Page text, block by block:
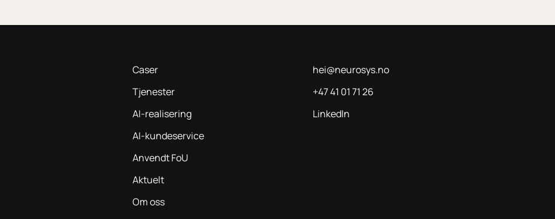
Caser
Tjenester
AI-realisering
AI-kundeservice
Anvendt FoU
Aktuelt
Om oss
hei@neurosys.no
+47 41 01 71 26
LinkedIn